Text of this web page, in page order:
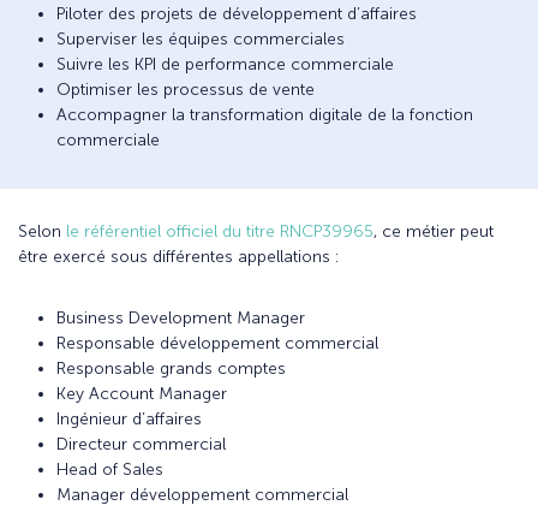
Piloter des projets de développement d’affaires
Superviser les équipes commerciales
Suivre les KPI de performance commerciale
Optimiser les processus de vente
Accompagner la transformation digitale de la fonction
commerciale
Selon le référentiel officiel du titre RNCP39965, ce métier peut
être exercé sous différentes appellations :
Business Development Manager
Responsable développement commercial
Responsable grands comptes
Key Account Manager
Ingénieur d’affaires
Directeur commercial
Head of Sales
Manager développement commercial